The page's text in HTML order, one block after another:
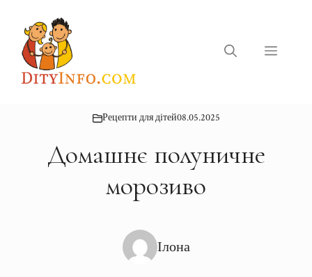
вмісту
Меню
Рецепти для дітей08.05.2025
Домашнє полуничне
морозиво
Ілона